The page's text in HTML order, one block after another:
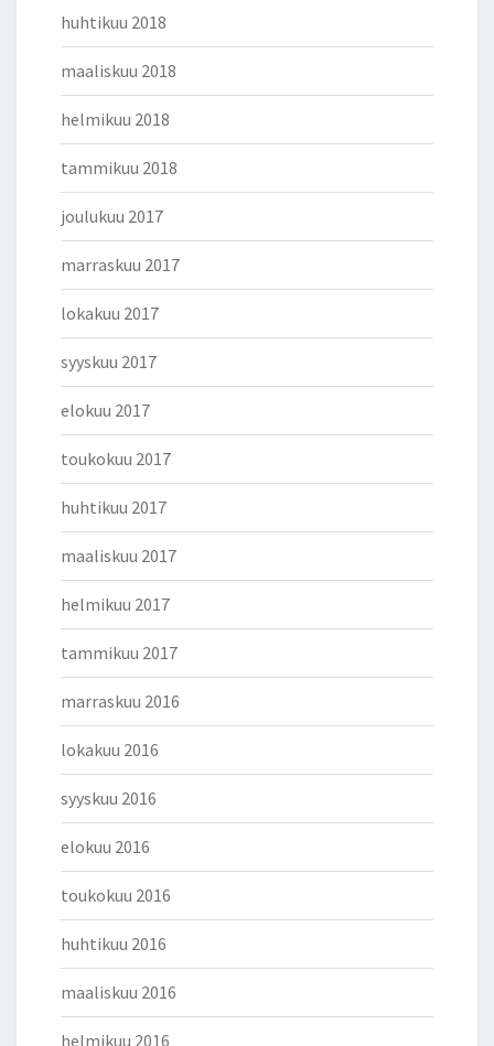
huhtikuu 2018
maaliskuu 2018
helmikuu 2018
tammikuu 2018
joulukuu 2017
marraskuu 2017
lokakuu 2017
syyskuu 2017
elokuu 2017
toukokuu 2017
huhtikuu 2017
maaliskuu 2017
helmikuu 2017
tammikuu 2017
marraskuu 2016
lokakuu 2016
syyskuu 2016
elokuu 2016
toukokuu 2016
huhtikuu 2016
maaliskuu 2016
helmikuu 2016